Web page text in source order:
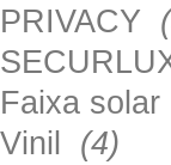
PRIVACY
Faixa solar
Vinil (4)